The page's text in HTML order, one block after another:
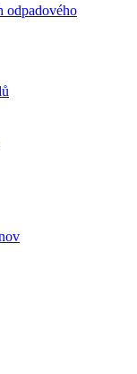
odpadového